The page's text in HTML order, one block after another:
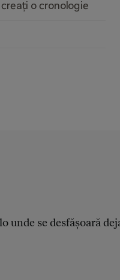
o cronologie
se desfășoară